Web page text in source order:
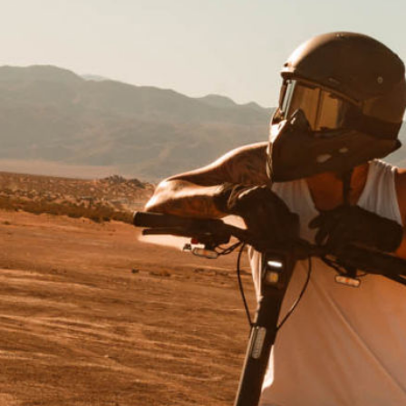
*Le Segway Superscooter GT3 Pro ne peut être utilisé que sur des terrains
privés. Veuillez respecter les réglementations locales.
**Autonomie théorique : Testée avec une batterie pleine, une charge de 75
kg, 25°C, à une vitesse de 15 km/h (9,3 mph) sur la chaussée.
***Les photos et les vidéos sont présentées à titre de référence
uniquement. Le produit réel peut varier, veuillez vous référer au produit réel
pour plus de détails.